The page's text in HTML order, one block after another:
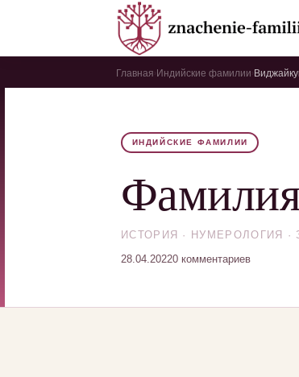
Главная Индийские фамилии
ИНДИЙСКИЕ ФАМИЛИИ
ИСТОРИЯ · НУМЕРОЛОГИЯ ·
28.04.20220 комментариев